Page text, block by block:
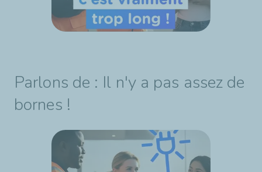
Parlons de : Il n'y a pas assez de
bornes !